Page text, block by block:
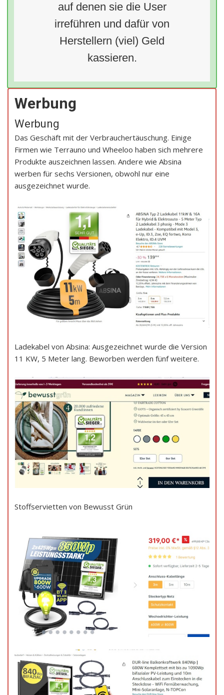
auf denen sie die User
irreführen und dafür von
Herstellern (viel) Geld
kassieren.
Werbung
Werbung
Das Geschäft mit der Verbrauchertäuschung. Einige
Firmen wie Terrauno und Wheeloo haben sich mehrere
Produkte auszeichnen lassen. Andere wie Absina
werben für sechs Versionen, obwohl nur eine
ausgezeichnet wurde.
Ladekabel von Absina: Ausgezeichnet wurde die Version
11 KW, 5 Meter lang. Beworben werden fünf weitere.
Stoffservietten von Bewusst Grün